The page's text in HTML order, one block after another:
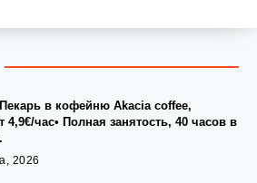
в кофейню Akacia coffee,
4,9€/час• Полная занятость, 40 часов в
2026